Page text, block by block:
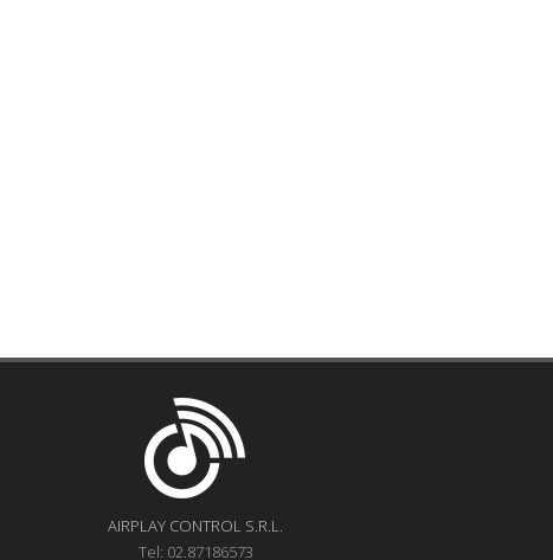
AIRPLAY CONTROL S.R.L.
Tel: 02.87186573